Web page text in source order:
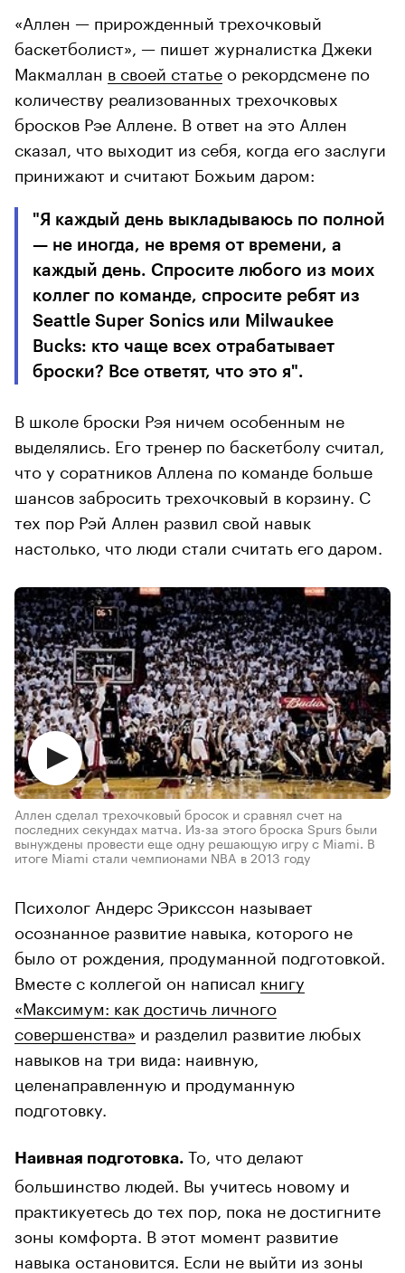
«Аллен — прирожденный трехочковый
баскетболист», — пишет журналистка Джеки
Макмаллан в своей статье о рекордсмене по
количеству реализованных трехочковых
бросков Рэе Аллене. В ответ на это Аллен
сказал, что выходит из себя, когда его заслуги
принижают и считают Божьим даром:
"Я каждый день выкладываюсь по полной
— не иногда, не время от времени, а
каждый день. Спросите любого из моих
коллег по команде, спросите ребят из
Seattle Super Sonics или Milwaukee
Bucks: кто чаще всех отрабатывает
броски? Все ответят, что это я".
В школе броски Рэя ничем особенным не
выделялись. Его тренер по баскетболу считал,
что у соратников Аллена по команде больше
шансов забросить трехочковый в корзину. С
тех пор Рэй Аллен развил свой навык
настолько, что люди стали считать его даром.
Аллен сделал трехочковый бросок и сравнял счет на
последних секундах матча. Из-за этого броска Spurs были
вынуждены провести еще одну решающую игру с Miami. В
итоге Miami стали чемпионами NBA в 2013 году
Психолог Андерс Эрикссон называет
осознанное развитие навыка, которого не
было от рождения, продуманной подготовкой.
Вместе с коллегой он написал книгу
«Максимум: как достичь личного
совершенства» и разделил развитие любых
навыков на три вида: наивную,
целенаправленную и продуманную
подготовку.
Наивная подготовка. То, что делают
большинство людей. Вы учитесь новому и
практикуетесь до тех пор, пока не достигните
зоны комфорта. В этот момент развитие
навыка остановится. Если не выйти из зоны